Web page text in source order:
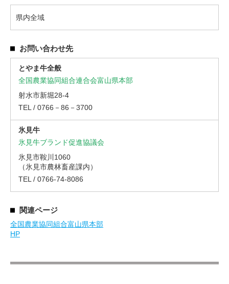
県内全域
お問い合わせ先
とやま牛全般
全国農業協同組合連合会富山県本部
射水市新堀28-4
TEL / 0766－86－3700
氷見牛
氷見牛ブランド促進協議会
氷見市鞍川1060
（氷見市農林畜産課内）
TEL / 0766-74-8086
関連ページ
全国農業協同組合富山県本部
HP